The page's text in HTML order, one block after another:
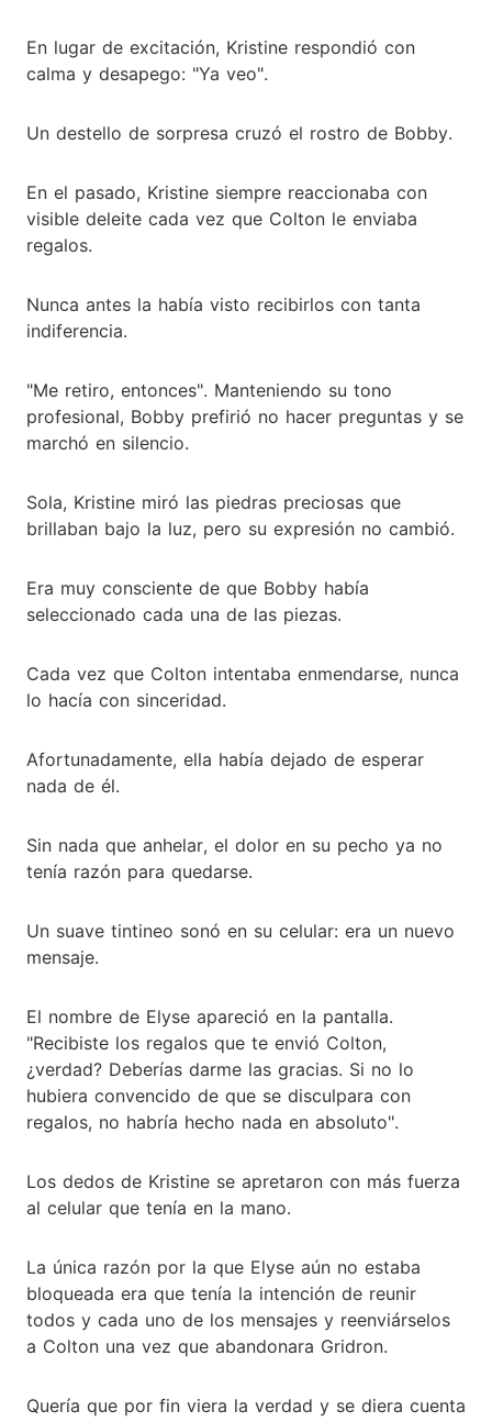
En lugar de excitación, Kristine respondió con
calma y desapego: "Ya veo".
Un destello de sorpresa cruzó el rostro de Bobby.
En el pasado, Kristine siempre reaccionaba con
visible deleite cada vez que Colton le enviaba
regalos.
Nunca antes la había visto recibirlos con tanta
indiferencia.
"Me retiro, entonces". Manteniendo su tono
profesional, Bobby prefirió no hacer preguntas y se
marchó en silencio.
Sola, Kristine miró las piedras preciosas que
brillaban bajo la luz, pero su expresión no cambió.
Era muy consciente de que Bobby había
seleccionado cada una de las piezas.
Cada vez que Colton intentaba enmendarse, nunca
lo hacía con sinceridad.
Afortunadamente, ella había dejado de esperar
nada de él.
Sin nada que anhelar, el dolor en su pecho ya no
tenía razón para quedarse.
Un suave tintineo sonó en su celular: era un nuevo
mensaje.
El nombre de Elyse apareció en la pantalla.
"Recibiste los regalos que te envió Colton,
¿verdad? Deberías darme las gracias. Si no lo
hubiera convencido de que se disculpara con
regalos, no habría hecho nada en absoluto".
Los dedos de Kristine se apretaron con más fuerza
al celular que tenía en la mano.
La única razón por la que Elyse aún no estaba
bloqueada era que tenía la intención de reunir
todos y cada uno de los mensajes y reenviárselos
a Colton una vez que abandonara Gridron.
Quería que por fin viera la verdad y se diera cuenta